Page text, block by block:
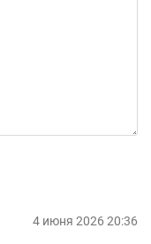
4 июня 2026 20:36